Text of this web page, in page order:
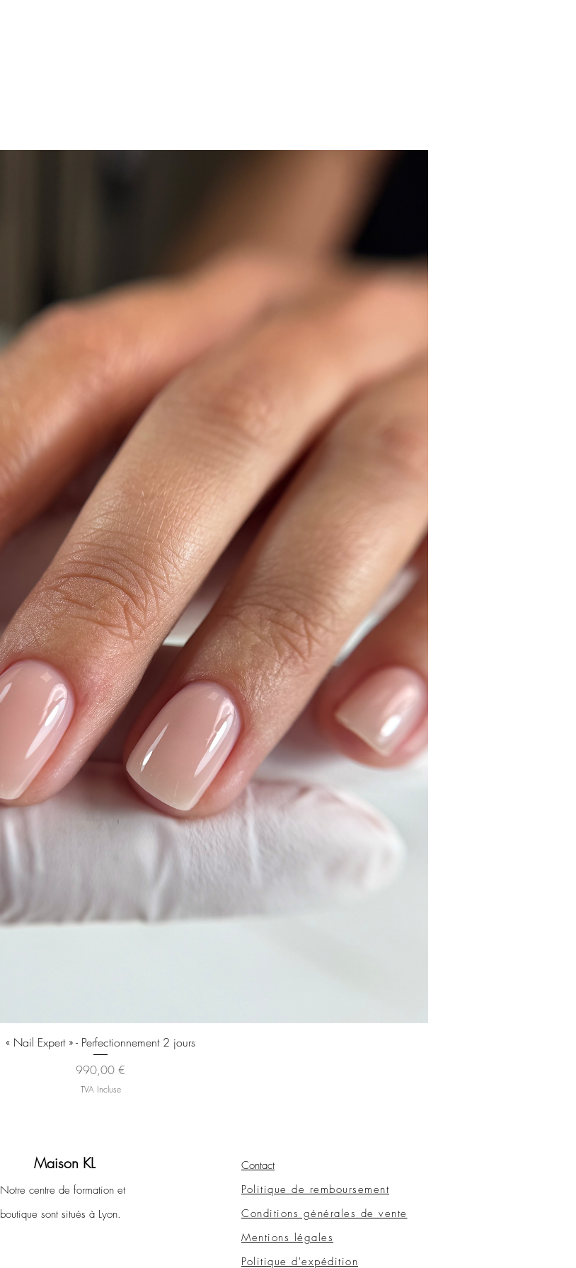
Aperçu rapide
« Nail Expert » - Perfectionnement 2 jours
Prix
990,00 €
TVA Incluse
Maison KL
Notre centre de formation et
boutique sont situés à Lyon.
Contact
Politique de remboursement
Conditions générales de vente
Mentions légales
Politique d'expédition